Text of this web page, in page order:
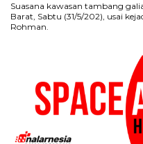
Suasana kawasan tambang
Barat, Sabtu (31/5/202), usai
Rohman.